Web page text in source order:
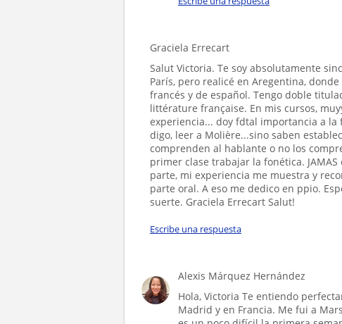
Graciela Errecart
Salut Victoria. Te soy absolutamente
París, pero realicé en Aregentina,
francés y de español. Tengo doble
littérature française. En mis cursos,
experiencia... doy fdtal importancia a la
digo, leer a Molière...sino saben
comprenden al hablante o no los
primer clase trabajar la fonética.
parte, mi experiencia me muestra y
parte oral. A eso me dedico en ppio.
suerte. Graciela Errecart Salut!
Escribe una respuesta
Alexis Márquez Hernández
Hola, Victoria Te entiendo
Madrid y en Francia. Me fui a